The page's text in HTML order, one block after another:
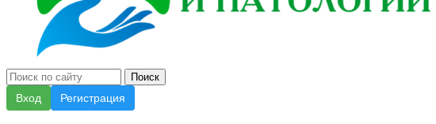
Вход Регистрация